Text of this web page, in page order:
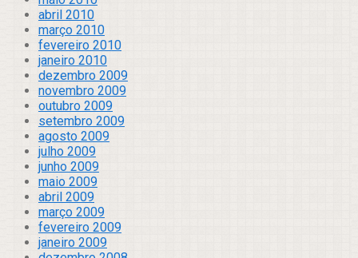
abril 2010
março 2010
fevereiro 2010
janeiro 2010
dezembro 2009
novembro 2009
outubro 2009
setembro 2009
agosto 2009
julho 2009
junho 2009
maio 2009
abril 2009
março 2009
fevereiro 2009
janeiro 2009